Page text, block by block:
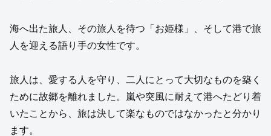
海へ出た旅人、その旅人を待つ「お姫様」、そして港で旅
人を迎える語り手の女性です。
旅人は、愛する人を守り、二人にとって大切なものを築く
ために故郷を離れました。嵐や突風に耐えて港へたどり着
いたことから、旅は決して楽なものではなかったと分かり
ます。